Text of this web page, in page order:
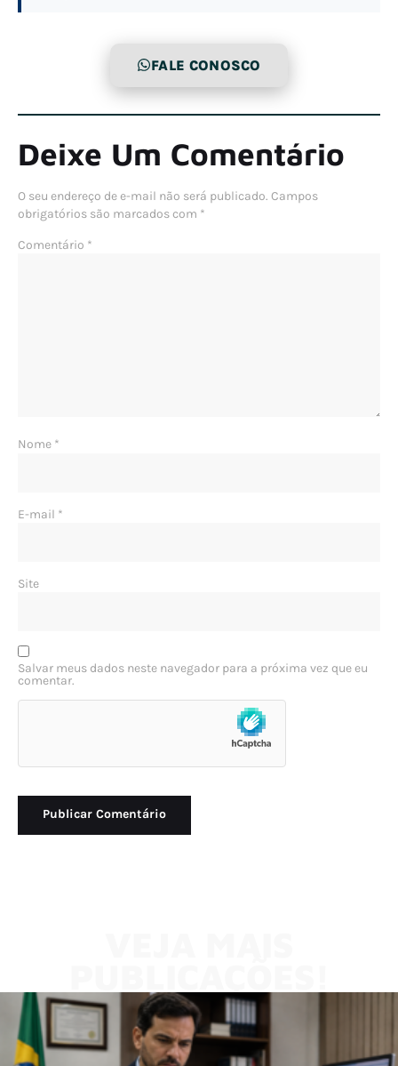
FALE CONOSCO
Deixe Um Comentário
O seu endereço de e-mail não será publicado. Campos
obrigatórios são marcados com *
Comentário *
Nome *
E-mail *
Site
Salvar meus dados neste navegador para a próxima vez que eu
comentar.